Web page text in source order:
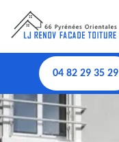
04 82 29 35 29